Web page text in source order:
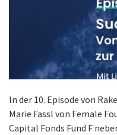
In der 10. Episode von
Marie Fassl von Female
Capital Fonds Fund F